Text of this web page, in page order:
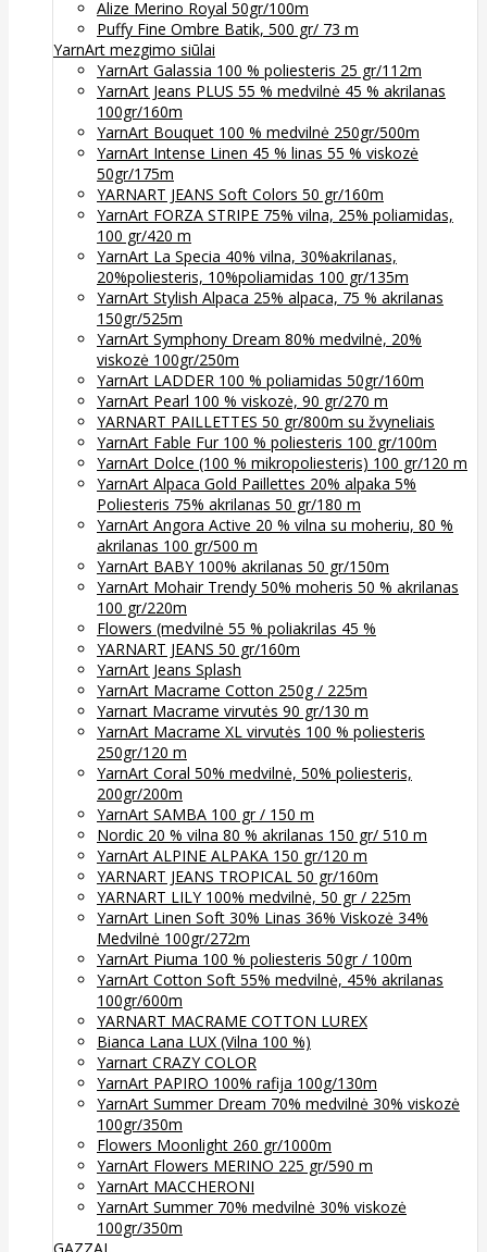
Alize Merino Royal 50gr/100m
Puffy Fine Ombre Batik, 500 gr/ 73 m
YarnArt mezgimo siūlai
YarnArt Galassia 100 % poliesteris 25 gr/112m
YarnArt Jeans PLUS 55 % medvilnė 45 % akrilanas
100gr/160m
YarnArt Bouquet 100 % medvilnė 250gr/500m
YarnArt Intense Linen 45 % linas 55 % viskozė
50gr/175m
YARNART JEANS Soft Colors 50 gr/160m
YarnArt FORZA STRIPE 75% vilna, 25% poliamidas,
100 gr/420 m
YarnArt La Specia 40% vilna, 30%akrilanas,
20%poliesteris, 10%poliamidas 100 gr/135m
YarnArt Stylish Alpaca 25% alpaca, 75 % akrilanas
150gr/525m
YarnArt Symphony Dream 80% medvilnė, 20%
viskozė 100gr/250m
YarnArt LADDER 100 % poliamidas 50gr/160m
YarnArt Pearl 100 % viskozė, 90 gr/270 m
YARNART PAILLETTES 50 gr/800m su žvyneliais
YarnArt Fable Fur 100 % poliesteris 100 gr/100m
YarnArt Dolce (100 % mikropoliesteris) 100 gr/120 m
YarnArt Alpaca Gold Paillettes 20% alpaka 5%
Poliesteris 75% akrilanas 50 gr/180 m
YarnArt Angora Active 20 % vilna su moheriu, 80 %
akrilanas 100 gr/500 m
YarnArt BABY 100% akrilanas 50 gr/150m
YarnArt Mohair Trendy 50% moheris 50 % akrilanas
100 gr/220m
Flowers (medvilnė 55 % poliakrilas 45 %
YARNART JEANS 50 gr/160m
YarnArt Jeans Splash
YarnArt Macrame Cotton 250g / 225m
Yarnart Macrame virvutės 90 gr/130 m
YarnArt Macrame XL virvutės 100 % poliesteris
250gr/120 m
YarnArt Coral 50% medvilnė, 50% poliesteris,
200gr/200m
YarnArt SAMBA 100 gr / 150 m
Nordic 20 % vilna 80 % akrilanas 150 gr/ 510 m
YarnArt ALPINE ALPAKA 150 gr/120 m
YARNART JEANS TROPICAL 50 gr/160m
YARNART LILY 100% medvilnė, 50 gr / 225m
YarnArt Linen Soft 30% Linas 36% Viskozė 34%
Medvilnė 100gr/272m
YarnArt Piuma 100 % poliesteris 50gr / 100m
YarnArt Cotton Soft 55% medvilnė, 45% akrilanas
100gr/600m
YARNART MACRAME COTTON LUREX
Bianca Lana LUX (Vilna 100 %)
Yarnart CRAZY COLOR
YarnArt PAPIRO 100% rafija 100g/130m
YarnArt Summer Dream 70% medvilnė 30% viskozė
100gr/350m
Flowers Moonlight 260 gr/1000m
YarnArt Flowers MERINO 225 gr/590 m
YarnArt MACCHERONI
YarnArt Summer 70% medvilnė 30% viskozė
100gr/350m
GAZZAL